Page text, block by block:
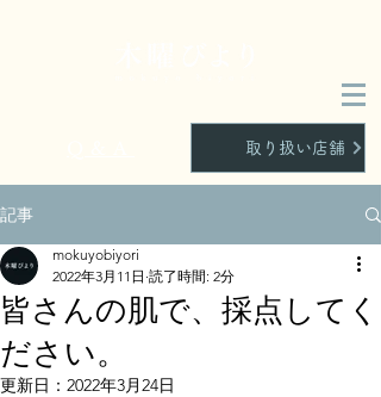
取り扱い店舗
記事
皆さんの肌で、採点してく
ださい。
mokuyobiyori
2022年3月11日 読了時間: 2分
更新日： 2022年3月24日